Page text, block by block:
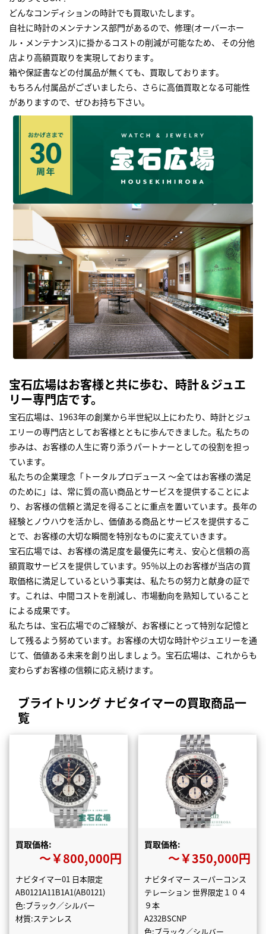
どんなコンディションの時計でも買取いたします｡
自社に時計のメンテナンス部門があるので、修理(オーバーホー
ル・メンテナンス)に掛かるコストの削減が可能なため、 その分他
店より高額買取りを実現しております｡
箱や保証書などの付属品が無くても、買取しております。
もちろん付属品がございましたら、さらに高価買取となる可能性
がありますので、ぜひお持ち下さい｡
宝石広場はお客様と共に歩む、時計＆ジュエ
リー専門店です。
宝石広場は、1963年の創業から半世紀以上にわたり、時計とジュ
エリーの専門店としてお客様とともに歩んできました。私たちの
歩みは、お客様の人生に寄り添うパートナーとしての役割を担っ
ています。
私たちの企業理念「トータルプロデュース ～全てはお客様の満足
のために」は、常に質の高い商品とサービスを提供することによ
り、お客様の信頼と満足を得ることに重点を置いています。長年の
経験とノウハウを活かし、価値ある商品とサービスを提供するこ
とで、お客様の大切な瞬間を特別なものに変えていきます。
宝石広場では、お客様の満足度を最優先に考え、安心と信頼の高
額買取サービスを提供しています。95％以上のお客様が当店の買
取価格に満足しているという事実は、私たちの努力と献身の証で
す。これは、中間コストを削減し、市場動向を熟知していること
による成果です。
私たちは、宝石広場でのご経験が、お客様にとって特別な記憶と
して残るよう努めています。お客様の大切な時計やジュエリーを通
じて、価値ある未来を創り出しましょう。宝石広場は、これからも
変わらずお客様の信頼に応え続けます。
ブライトリング ナビタイマーの買取商品一
覧
買取価格:
〜￥800,000円
ナビタイマー01 日本限定
AB0121A11B1A1(AB0121)
色:ブラック／シルバー
材質:ステンレス
買取価格:
〜￥350,000円
ナビタイマー スーパーコンス
テレーション 世界限定１０４
９本
A232BSCNP
色:ブラック／シルバー